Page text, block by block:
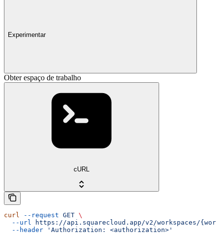
Experimentar
Obter espaço de trabalho
cURL
curl --request GET \
  --url
https://api.squarecloud.app/v2/workspaces/
  --header
'Authorization: <authorization>'